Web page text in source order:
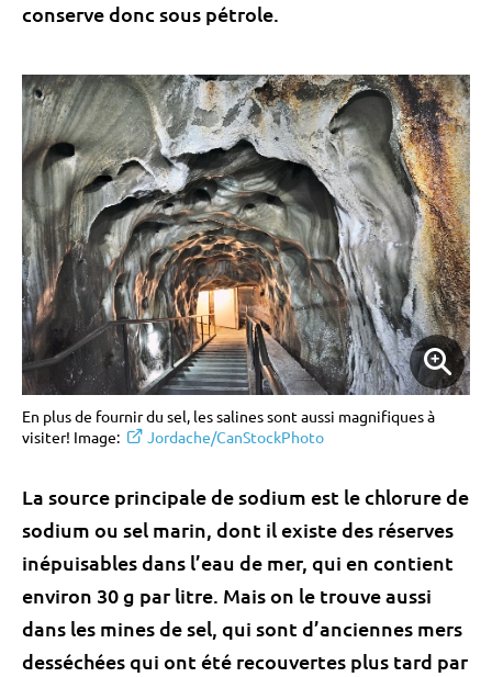
conserve donc sous pétrole.
En plus de fournir du sel, les salines sont aussi magnifiques à
visiter! Image:
Jordache/CanStockPhoto
La source principale de sodium est le chlorure de
sodium ou sel marin, dont il existe des réserves
inépuisables dans l’eau de mer, qui en contient
environ 30 g par litre. Mais on le trouve aussi
dans les mines de sel, qui sont d’anciennes mers
desséchées qui ont été recouvertes plus tard par